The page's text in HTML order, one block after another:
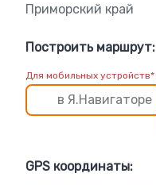
Приморский край
Построить маршрут:
Для мобильных устройств*
в Я.Навигаторе
GPS координаты: